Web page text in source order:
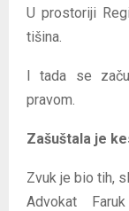
U prostoriji
tišina.
I tada se
pravom.
Zašuštala je
Zvuk je bio tih,
Advokat